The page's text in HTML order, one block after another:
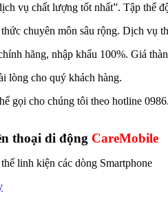
vụ chất lượng tốt nhất”. Tập thể
chuyên môn sâu rộng. Dịch vụ
hãng, nhập khẩu 100%. Giá
lòng cho quý khách hàng.
gọi cho chúng tôi theo hotline
thoại di động CareMobile
linh kiện các dòng Smartphone